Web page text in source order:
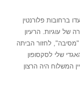
ברחובות פלורנטין
של עוגיות. הרעיון
לחזור הביתה
שלי לסקסופון
המשלוח היה הרצון